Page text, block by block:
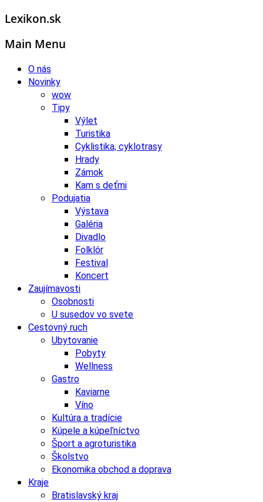
Lexikon.sk
Main Menu
O nás
Novinky
wow
Tipy
Výlet
Turistika
Cyklistika, cyklotrasy
Hrady
Zámok
Kam s deťmi
Podujatia
Výstava
Galéria
Divadlo
Folklór
Festival
Koncert
Zaujímavosti
Osobnosti
U susedov vo svete
Cestovný ruch
Ubytovanie
Pobyty
Wellness
Gastro
Kaviarne
Víno
Kultúra a tradície
Kúpele a kúpeľníctvo
Šport a agroturistika
Školstvo
Ekonomika obchod a doprava
Kraje
Bratislavský kraj